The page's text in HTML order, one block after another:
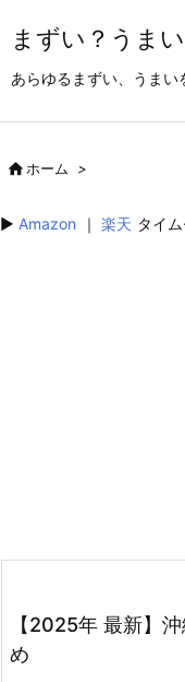
まずい？うま
あらゆるまずい、うまい
ホーム >
▶︎ Amazon ｜ 楽天 タイ
【2025年 最新】
め